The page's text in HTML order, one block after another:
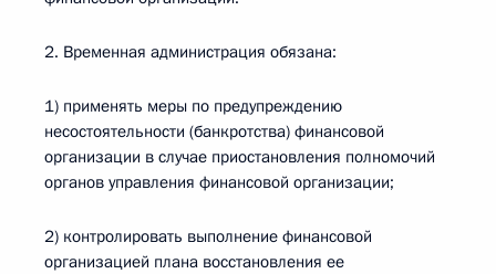
2. Временная администрация обязана:
1) применять меры по предупреждению
несостоятельности (банкротства) финансовой
организации в случае приостановления полномочий
органов управления финансовой организации;
2) контролировать выполнение финансовой
организацией плана восстановления ее